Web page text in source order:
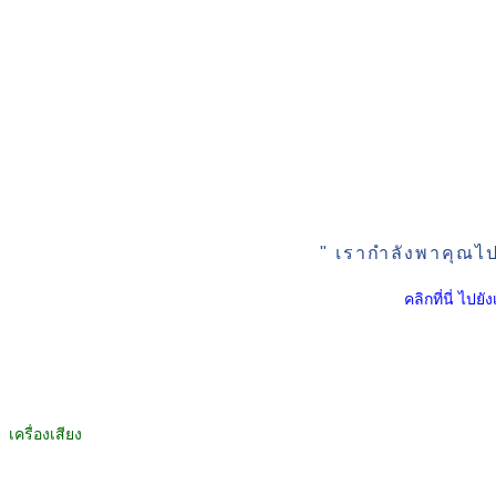
" เรากำลังพาคุณไ
คลิกที่นี่ ไปยัง
เครื่องเสียง